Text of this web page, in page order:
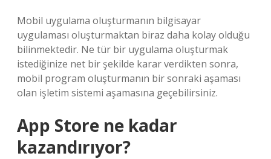
Mobil uygulama oluşturmanın bilgisayar
uygulaması oluşturmaktan biraz daha kolay olduğu
bilinmektedir. Ne tür bir uygulama oluşturmak
istediğinize net bir şekilde karar verdikten sonra,
mobil program oluşturmanın bir sonraki aşaması
olan işletim sistemi aşamasına geçebilirsiniz.
App Store ne kadar
kazandırıyor?